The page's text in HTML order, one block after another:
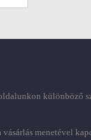
különböző
menetével